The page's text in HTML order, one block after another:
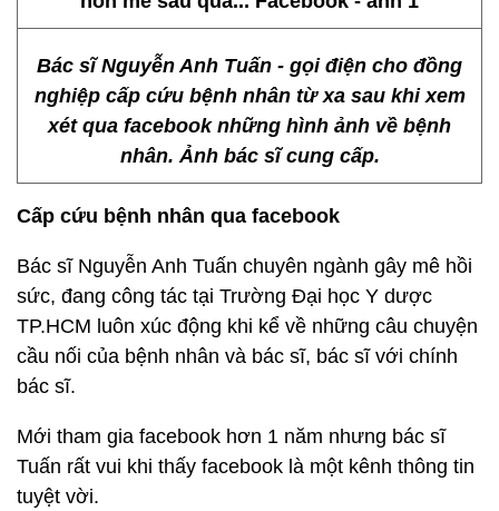
Bác sĩ Nguyễn Anh Tuấn - gọi điện cho đồng
nghiệp cấp cứu bệnh nhân từ xa sau khi xem
xét qua facebook những hình ảnh về bệnh
nhân. Ảnh bác sĩ cung cấp.
Cấp cứu bệnh nhân qua facebook
Bác sĩ Nguyễn Anh Tuấn chuyên ngành gây mê hồi
sức, đang công tác tại Trường Đại học Y dược
TP.HCM luôn xúc động khi kể về những câu chuyện
cầu nối của bệnh nhân và bác sĩ, bác sĩ với chính
bác sĩ.
Mới tham gia facebook hơn 1 năm nhưng bác sĩ
Tuấn rất vui khi thấy facebook là một kênh thông tin
tuyệt vời.